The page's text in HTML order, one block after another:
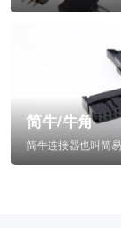
简牛/牛角